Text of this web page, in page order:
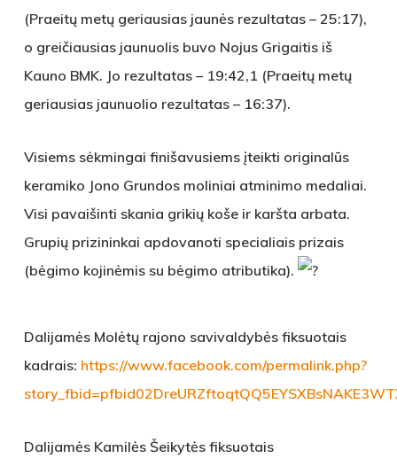
(Praeitų metų geriausias jaunės rezultatas – 25:17),
o greičiausias jaunuolis buvo Nojus Grigaitis iš
Kauno BMK. Jo rezultatas – 19:42,1 (Praeitų metų
geriausias jaunuolio rezultatas – 16:37).
Visiems sėkmingai finišavusiems įteikti originalūs
keramiko Jono Grundos moliniai atminimo medaliai.
Visi pavaišinti skania grikių koše ir karšta arbata.
Grupių prizininkai apdovanoti specialiais prizais
(bėgimo kojinėmis su bėgimo atributika).
Dalijamės Molėtų rajono savivaldybės fiksuotais
kadrais: https://www.facebook.com/permalink.php?
Dalijamės Kamilės Šeikytės fiksuotais